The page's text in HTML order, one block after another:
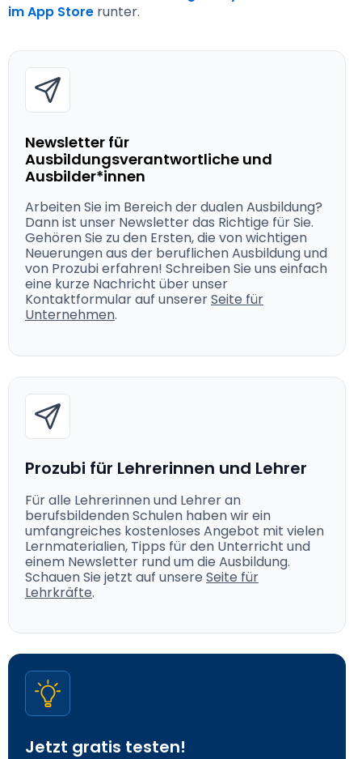
im App Store runter.
Newsletter für
Ausbildungsverantwortliche und
Ausbilder*innen
Arbeiten Sie im Bereich der dualen Ausbildung?
Dann ist unser Newsletter das Richtige für Sie.
Gehören Sie zu den Ersten, die von wichtigen
Neuerungen aus der beruflichen Ausbildung und
von Prozubi erfahren! Schreiben Sie uns einfach
eine kurze Nachricht über unser
Kontaktformular auf unsererSeite für
Unternehmen.
Prozubi für Lehrerinnen und Lehrer
Für alle Lehrerinnen und Lehrer an
berufsbildenden Schulen haben wir ein
umfangreiches kostenloses Angebot mit vielen
Lernmaterialien, Tipps für den Unterricht und
einem Newsletter rund um die Ausbildung.
Schauen Sie jetzt auf unsere Seite für
Lehrkräfte.
Jetzt gratis testen!